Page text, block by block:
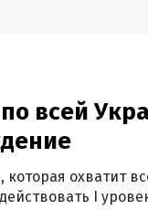
всей
охватит
I